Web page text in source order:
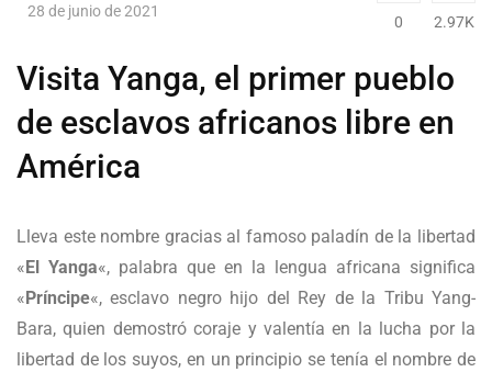
28 de junio de 2021
0 2.97K
Visita Yanga, el primer pueblo
de esclavos africanos libre en
América
Lleva este nombre gracias al famoso paladín de la libertad
« El Yanga«, palabra que en la lengua africana significa
« Príncipe«, esclavo negro hijo del Rey de la Tribu Yang-
Bara, quien demostró coraje y valentía en la lucha por la
libertad de los suyos, en un principio se tenía el nombre de